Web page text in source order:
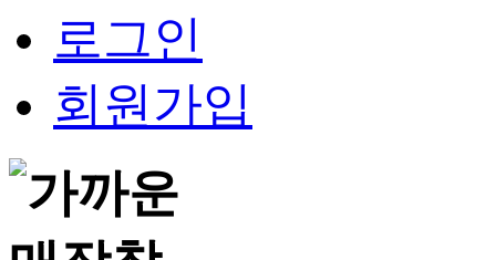
로그인
회원가입